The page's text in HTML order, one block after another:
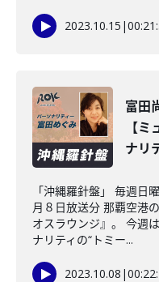
2023.10.15 |
富田
【
ナリ
「沖縄羅針盤」 毎週日
月８日放送分 那覇空港
オスラウンジ』。 今週
ナリティの“トミー...
2023.10.08 |